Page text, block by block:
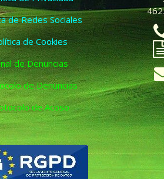
de Redes Sociales
de Cookies
de Denuncias
de Denuncias
de Acoso